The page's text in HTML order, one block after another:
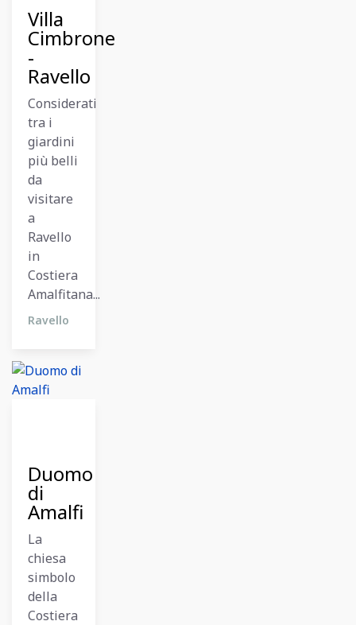
2023
Villa
Cimbrone
-
Ravello
Considerati
tra i
giardini
più belli
da
visitare
a
Ravello
in
Costiera
Amalfitana...
Ravello
Duomo
di
Amalfi
La
chiesa
simbolo
della
Costiera